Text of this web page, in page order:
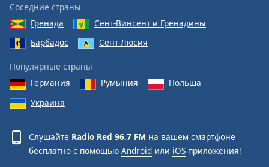
Соседние страны
Гренада
Сент-Винсент и Гренадины
Барбадос
Сент-Люсия
Популярные страны
Германия
Румыния
Польша
Украина
Слушайте Radio Red 96.7 FM на вашем смартфоне
бесплатно с помощью Android или iOS приложения!